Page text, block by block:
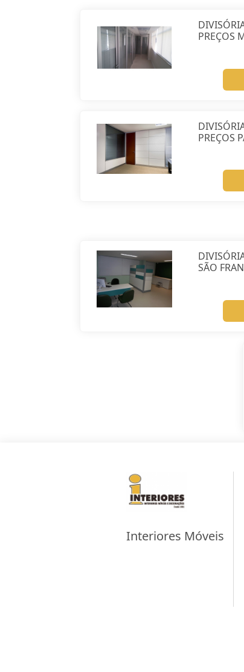
PREÇOS
PREÇOS
SÃO
Interiores Móveis